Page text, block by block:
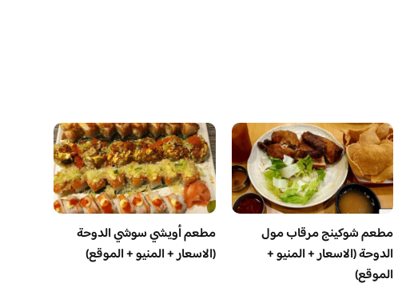
مطعم شوكينج مرقاب مول
الدوحة (الاسعار + المنيو +
الموقع)
مطعم أويشي سوشي الدوحة
(الاسعار + المنيو + الموقع)